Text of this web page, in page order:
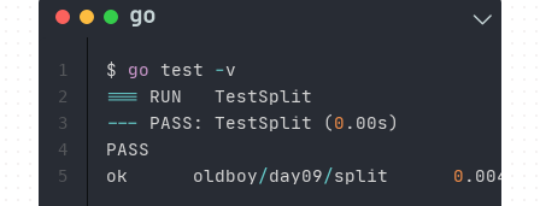
$ go test -
===
--- PASS : TestSplit (0 . 00s)
PASS
ok      oldboy/day09/split 0 .
1
2
3
4
5